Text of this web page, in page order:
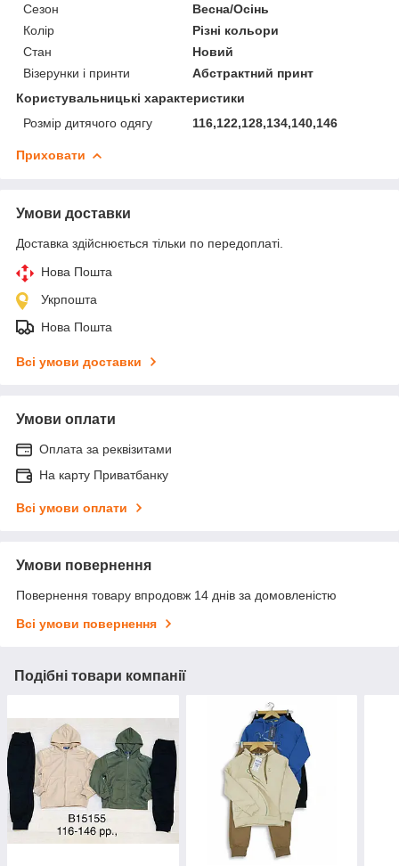
Сезон
Весна/Осінь
Колір
Різні кольори
Стан
Новий
Візерунки і принти
Абстрактний принт
Користувальницькі характеристики
Розмір дитячого одягу
116,122,128,134,140,146
Приховати
Умови доставки
Доставка здійснюється тільки по передоплаті.
Нова Пошта
Укрпошта
Нова Пошта
Всі умови доставки
Умови оплати
Оплата за реквізитами
На карту Приватбанку
Всі умови оплати
Умови повернення
Повернення товару впродовж 14 днів за домовленістю
Всі умови повернення
Подібні товари компанії